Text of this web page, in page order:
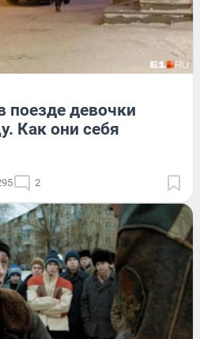
девочки
Как они себя
2